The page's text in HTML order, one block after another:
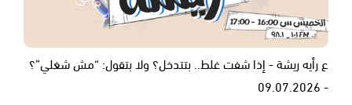
ع رأيه ريشة - إذا شفت غلط.. بتتدخل؟ ولا بتقول: “مش شغلي”؟
- 09.07.2026